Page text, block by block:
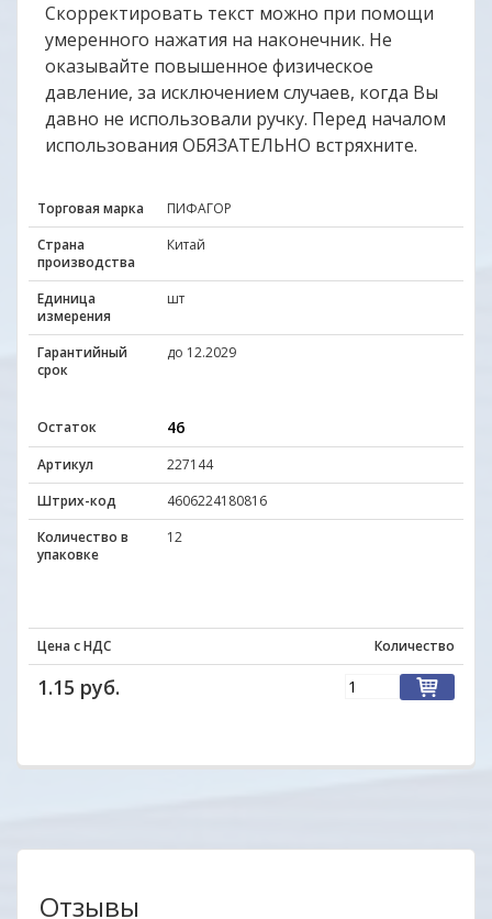
Скорректировать текст можно при помощи
умеренного нажатия на наконечник. Не
оказывайте повышенное физическое
давление, за исключением случаев, когда Вы
давно не использовали ручку. Перед началом
использования ОБЯЗАТЕЛЬНО встряхните.
Торговая марка
ПИФАГОР
Страна
производства
Китай
Единица
измерения
шт
Гарантийный
срок
до 12.2029
Остаток 46
Артикул
227144
Штрих-код
4606224180816
Количество в
упаковке
12
Цена с НДС Количество
1.15 руб.
Отзывы